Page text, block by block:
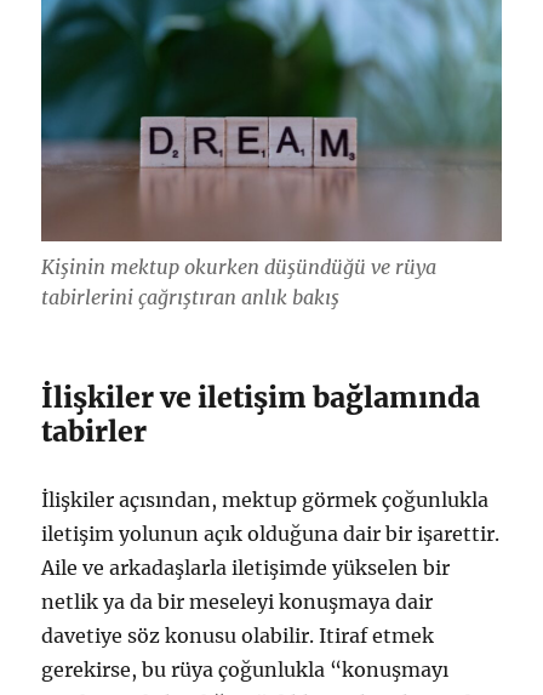
Kişinin mektup okurken düşündüğü ve rüya
tabirlerini çağrıştıran anlık bakış
İlişkiler ve iletişim bağlamında
tabirler
İlişkiler açısından, mektup görmek çoğunlukla
iletişim yolunun açık olduğuna dair bir işarettir.
Aile ve arkadaşlarla iletişimde yükselen bir
netlik ya da bir meseleyi konuşmaya dair
davetiye söz konusu olabilir. Itiraf etmek
gerekirse, bu rüya çoğunlukla “konuşmayı